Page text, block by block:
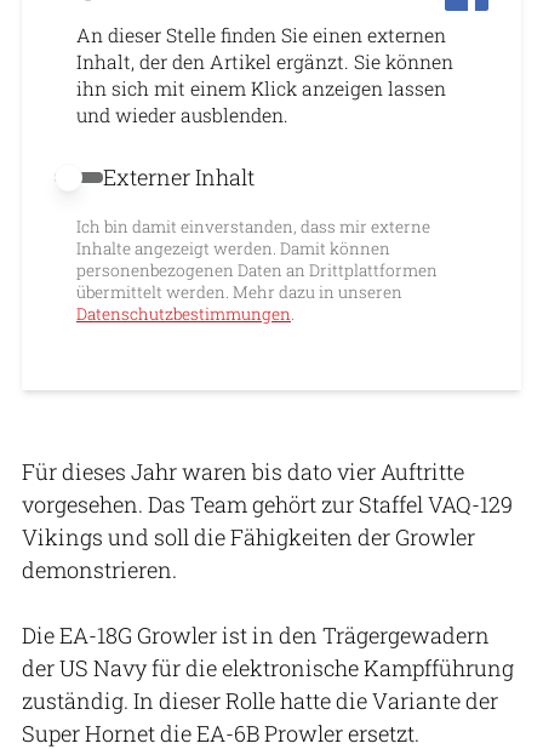
An dieser Stelle finden Sie einen externen
Inhalt, der den Artikel ergänzt. Sie können
ihn sich mit einem Klick anzeigen lassen
und wieder ausblenden.
Externer Inhalt erlauben
Externer Inhalt
Ich bin damit einverstanden, dass mir externe
Inhalte angezeigt werden. Damit können
personenbezogenen Daten an Drittplattformen
übermittelt werden. Mehr dazu in unseren
Datenschutzbestimmungen.
Für dieses Jahr waren bis dato vier Auftritte
vorgesehen. Das Team gehört zur Staffel VAQ-129
Vikings und soll die Fähigkeiten der Growler
demonstrieren.
Die EA-18G Growler ist in den Trägergewadern
der US Navy für die elektronische Kampfführung
zuständig. In dieser Rolle hatte die Variante der
Super Hornet die EA-6B Prowler ersetzt.